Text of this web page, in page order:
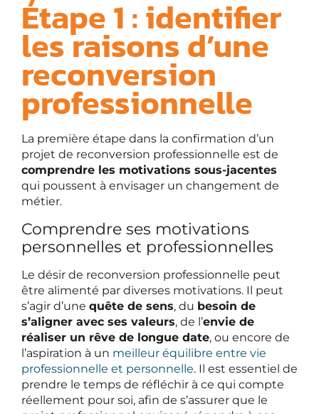
Étape 1 : identifier
les raisons d’une
reconversion
professionnelle
La première étape dans la confirmation d’un
projet de reconversion professionnelle est de
comprendre les motivations sous-jacentes
qui poussent à envisager un changement de
métier.
Comprendre ses motivations
personnelles et professionnelles
Le désir de reconversion professionnelle peut
être alimenté par diverses motivations. Il peut
s’agir d’une quête de sens, du besoin de
s’aligner avec ses valeurs, de l’envie de
réaliser un rêve de longue date, ou encore de
l’aspiration à un meilleur équilibre entre vie
professionnelle et personnelle. Il est essentiel de
prendre le temps de réfléchir à ce qui compte
réellement pour soi, afin de s’assurer que le